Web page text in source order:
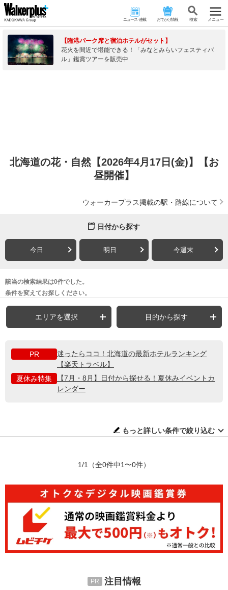
ニュース･連載 おでかけ情報 検 索 メニュー
【臨港パーク席と宿泊ホテルがセット】
花火を間近で堪能できる！「みなとみらいフェスティバ
ル」鑑賞ツアーを販売中
北海道の花・自然【2026年4月17日(金)】【お
昼開催】
ウォーカープラス掲載の駅・路線について
日付から探す
今日 明日 今週末
該当の検索結果は0件でした。
条件を変えてお探しください。
エリアを選択 目的から探す
PR
迷ったらココ！北海道の最新ホテルランキング
【楽天トラベル】
夏休み特集
【7月・8月】日付から探せる！夏休みイベントカ
レンダー
もっと詳しい条件で絞り込む
1/1 （全0件中1〜0件）
注目情報